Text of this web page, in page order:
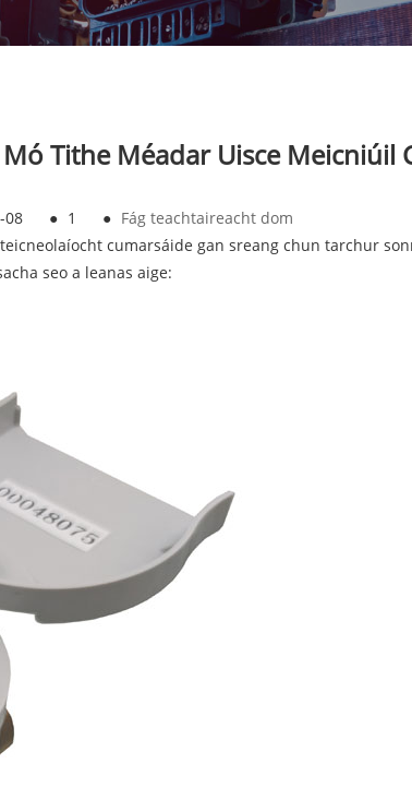
Tithe Méadar Uisce Meicniúil
08 ● 1 ● Fág teachtaireacht dom
cumarsáide gan sreang chun tarchur
seo a leanas aige: